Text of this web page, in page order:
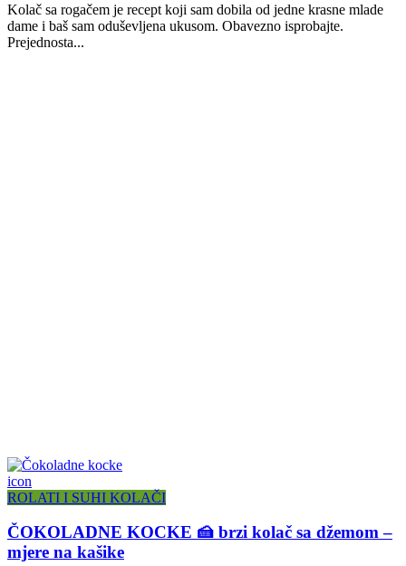
Kolač sa rogačem je recept koji sam dobila od jedne krasne mlade
dame i baš sam oduševljena ukusom. Obavezno isprobajte.
Prejednosta...
icon
ROLATI I SUHI KOLAČI
ČOKOLADNE KOCKE 🍰 brzi kolač sa džemom –
mjere na kašike